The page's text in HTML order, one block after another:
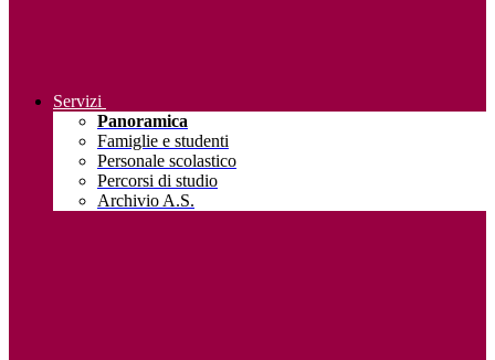
Servizi
Panoramica
Famiglie e studenti
Personale scolastico
Percorsi di studio
Archivio A.S.